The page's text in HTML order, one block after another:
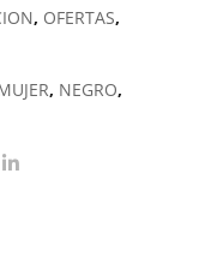
, OFERTAS,
, NEGRO,